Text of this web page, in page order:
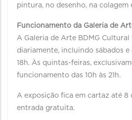
pintura, no desenho, na colagem
Funcionamento da Galeria de
A Galeria de Arte BDMG Cultural
diariamente, incluindo sábados e
18h. Às quintas-feiras,
funcionamento das 10h às 21h.
A exposição fica em cartaz até 8
entrada gratuita.